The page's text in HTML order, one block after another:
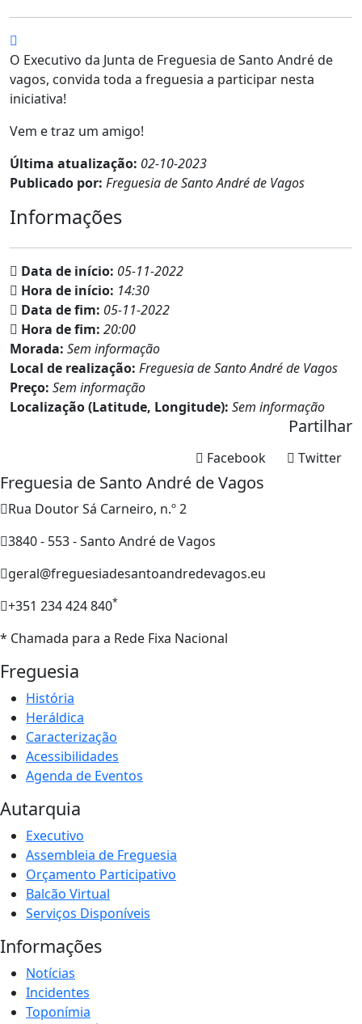
O Executivo da Junta de Freguesia de Santo André de
vagos, convida toda a freguesia a participar nesta
iniciativa!
Vem e traz um amigo!
Última atualização: 02-10-2023
Publicado por: Freguesia de Santo André de Vagos
Informações
Data de início: 05-11-2022
Hora de início: 14:30
Data de fim: 05-11-2022
Hora de fim: 20:00
Morada: Sem informação
Local de realização: Freguesia de Santo André de Vagos
Preço: Sem informação
Localização (Latitude, Longitude): Sem informação
Partilhar
Twitter
Facebook
Freguesia de Santo André de Vagos
Rua Doutor Sá Carneiro, n.º 2
3840 - 553 - Santo André de Vagos
geral@freguesiadesantoandredevagos.eu
+351 234 424 840*
* Chamada para a Rede Fixa Nacional
Freguesia
História
Heráldica
Caracterização
Acessibilidades
Agenda de Eventos
Autarquia
Executivo
Assembleia de Freguesia
Orçamento Participativo
Balcão Virtual
Serviços Disponíveis
Informações
Notícias
Incidentes
Toponímia